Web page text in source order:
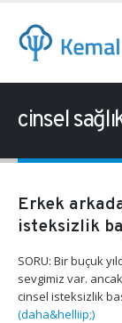
cinsel
Erkek
isteksizlik
SORU: Bir buçuk
sevgimiz var.
cinsel isteksizlik
(daha&helliip;)